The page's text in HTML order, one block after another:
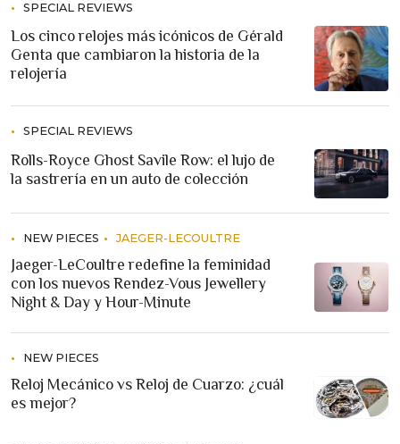
SPECIAL REVIEWS
Los cinco relojes más icónicos de Gérald
Genta que cambiaron la historia de la
relojería
SPECIAL REVIEWS
Rolls-Royce Ghost Savile Row: el lujo de
la sastrería en un auto de colección
NEW PIECES JAEGER-LECOULTRE
Jaeger-LeCoultre redefine la feminidad
con los nuevos Rendez-Vous Jewellery
Night & Day y Hour-Minute
NEW PIECES
Reloj Mecánico vs Reloj de Cuarzo: ¿cuál
es mejor?